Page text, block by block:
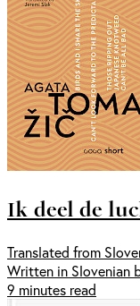
Ik deel de
Translated from
Written in Slovenian
9 minutes read